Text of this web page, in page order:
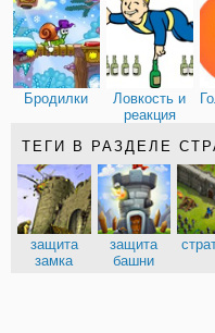
Бродилки
Ловкость и
реакция
ТЕГИ В РАЗДЕЛЕ
защита
замка
защита
башни